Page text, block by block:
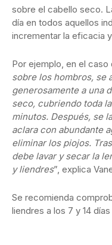
sobre el cabello seco.
día en todos aquellos
incrementar la eficacia
Por ejemplo, en el caso
sobre los hombros, se
generosamente a una
seco, cubriendo toda
minutos. Después, se
aclara con abundante
eliminar los piojos.
debe lavar y secar la
y liendres”, explica
Se recomienda
liendres a los 7 y 14